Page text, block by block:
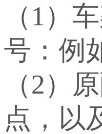
（1）
号：例
（2）
点，以